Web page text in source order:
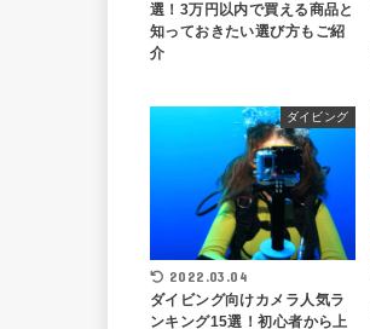
選！3万円以内で買える商品と
知っておきたい選び方もご紹
介
ダイビング
2022.03.04
ダイビング向けカメラ人気ラ
ンキング15選！初心者から上